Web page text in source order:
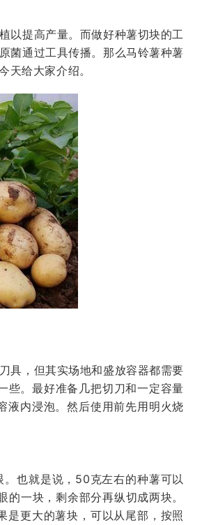
以提高产量。而做好种薯切块的工
菌通过工具传播。那么马铃薯种薯
天给大家介绍。
具，但其实场地和盛放容器都需要
些。最好准备几把切刀和一定容量
液内浸泡。然后使用前先用明火烧
也就是说，50克左右的种薯可以
一块，剩余部分再纵切成两块。
更大的薯块，可以从尾部，按照